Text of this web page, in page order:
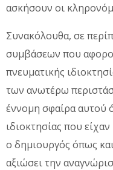
ασκήσoυν οι
Συνακόλουθα, σε
συμβάσεων που
πνευματικής
των ανωτέρω
έννομη σφαίρα αυτού
ιδιοκτησίας που
ο δημιουργός όπως
αξιώσει την